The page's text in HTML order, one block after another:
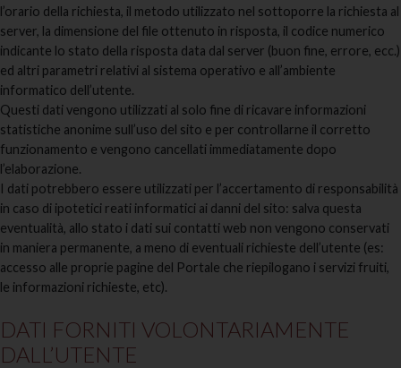
l’orario della richiesta, il metodo utilizzato nel sottoporre la richiesta al
server, la dimensione del file ottenuto in risposta, il codice numerico
indicante lo stato della risposta data dal server (buon fine, errore, ecc.)
ed altri parametri relativi al sistema operativo e all’ambiente
informatico dell’utente.
Questi dati vengono utilizzati al solo fine di ricavare informazioni
statistiche anonime sull’uso del sito e per controllarne il corretto
funzionamento e vengono cancellati immediatamente dopo
l’elaborazione.
I dati potrebbero essere utilizzati per l’accertamento di responsabilità
in caso di ipotetici reati informatici ai danni del sito: salva questa
eventualità, allo stato i dati sui contatti web non vengono conservati
in maniera permanente, a meno di eventuali richieste dell’utente (es:
accesso alle proprie pagine del Portale che riepilogano i servizi fruiti,
le informazioni richieste, etc).
DATI FORNITI VOLONTARIAMENTE
DALL’UTENTE